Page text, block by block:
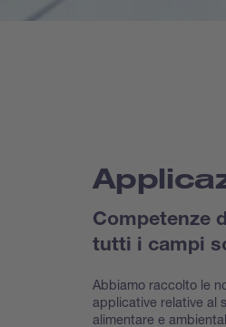
Competenze
tutti i campi
Abbiamo raccolto le
applicative relative al
alimentare e